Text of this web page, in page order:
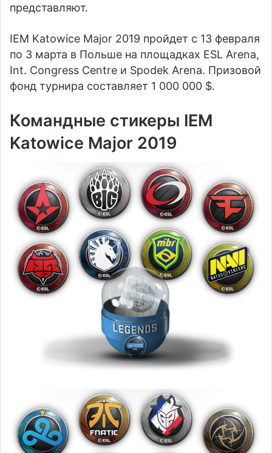
представляют.
IEM Katowice Major 2019 пройдет с 13 февраля
по 3 марта в Польше на площадках ESL Arena,
Int. Congress Centre и Spodek Arena. Призовой
фонд турнира составляет 1 000 000 $.
Командные стикеры IEM
Katowice Major 2019